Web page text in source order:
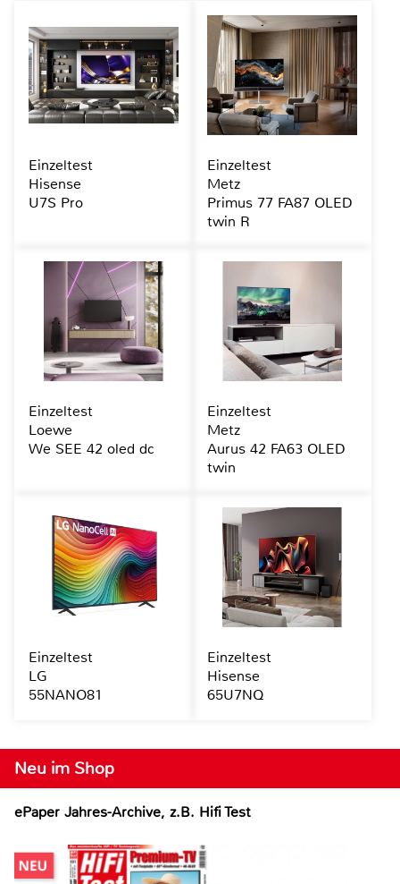
Neu im Shop
ePaper Jahres-Archive, z.B. Hifi Test
Einzeltest
Hisense
U7S Pro
Einzeltest
Metz
Primus 77 FA87 OLED
twin R
Einzeltest
Loewe
We SEE 42 oled dc
Einzeltest
Metz
Aurus 42 FA63 OLED
twin
Einzeltest
LG
55NANO81
Einzeltest
Hisense
65U7NQ